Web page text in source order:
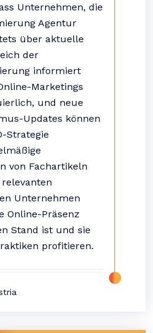
Unternehmen, die
Agentur
über aktuelle
der
informiert
Marketings
und neue
Updates können
Strategie
von Fachartikeln
Unternehmen
Online-Präsenz
Stand ist und sie
profitieren.